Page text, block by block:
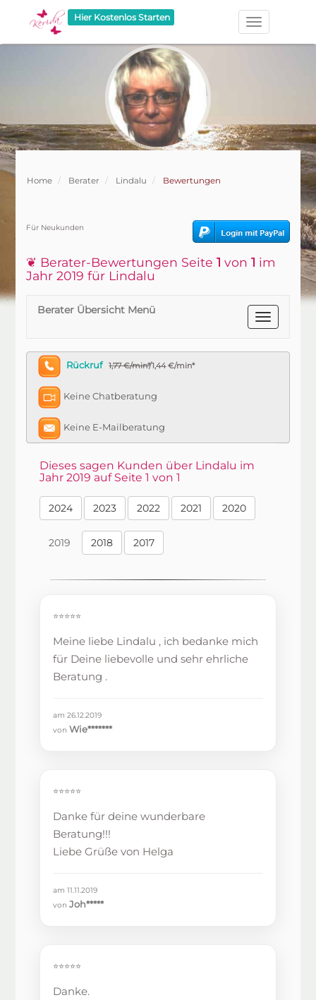
Hier Kostenlos Starten
Home Berater Lindalu Bewertungen
Für Neukunden
❦ Berater-Bewertungen Seite1 von1 im
Jahr 2019 für Lindalu
Berater Übersicht Menü
Rückruf 1,77 €/min*/1,44 €/min*
Keine Chatberatung
Keine E-Mailberatung
Dieses sagen Kunden über Lindalu im
Jahr 2019 auf Seite 1 von 1
2024 2023 2022 2021 2020
2019 2018 2017
⭐⭐⭐⭐⭐
Meine liebe Lindalu , ich bedanke mich
für Deine liebevolle und sehr ehrliche
Beratung .
am 26.12.2019
vonWie*******
⭐⭐⭐⭐⭐
Danke für deine wunderbare
Beratung!!!
Liebe Grüße von Helga
am 11.11.2019
vonJoh*****
⭐⭐⭐⭐⭐
Danke.